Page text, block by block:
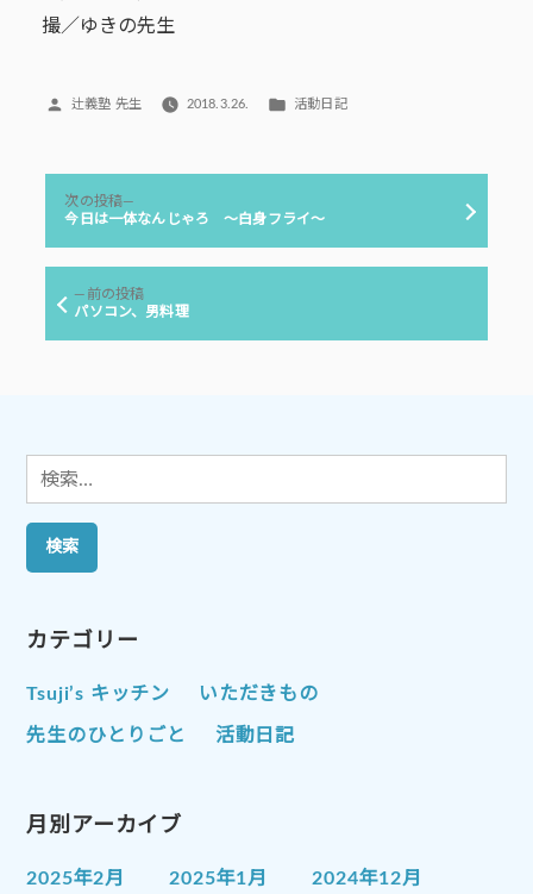
撮／ゆきの先生
投
辻義塾 先生 2018.3.26.
カ
リ
活動日記
ナ
ー
前の投稿前
の
パソコン、男料理
次の投稿
の
今日は一体なんじゃろ ～白身フライ～
検
索:
カテゴリー
Tsuji’s キッチン いただきもの
先生のひとりごと 活動日記
月別アーカイブ
2025年2月 2025年1月 2024年12月